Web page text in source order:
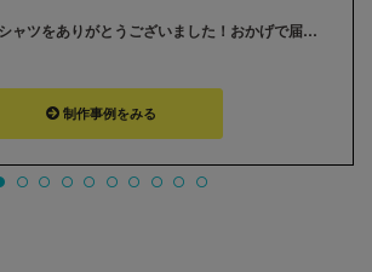
先日は素敵なポロシャツをありがとうございました！おかげで届いた次の日の大会で着ることができました！一週間で作っていただき、本当に助かりました！これからもまた何か機会があったら、利用させていただきます！
制作事例をみる